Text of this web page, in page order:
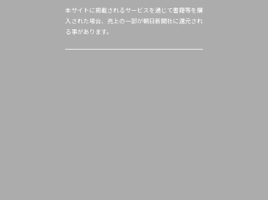
本サイトに掲載されるサービスを通じて書籍等を購
入された場合、売上の一部が朝日新聞社に還元され
る事があります。